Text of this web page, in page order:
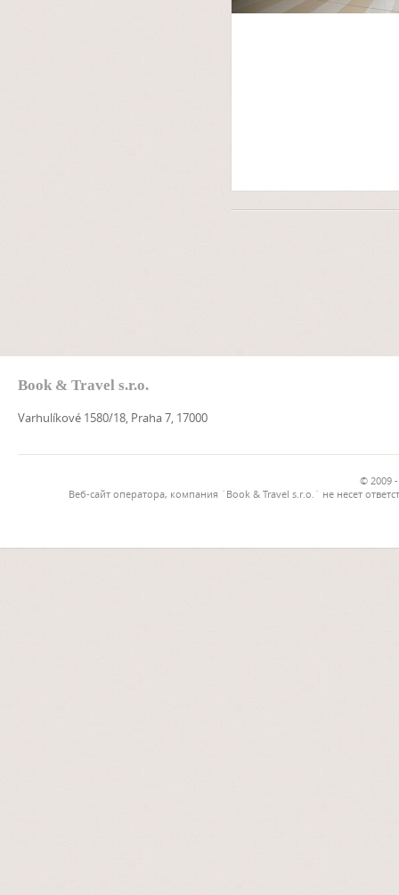
Book & Travel s.r.o.
Varhulíkové 1580/18, Praha 7, 17000
© 2009
Веб-сайт оператора, компания `Book & Travel s.r.o.` не несет